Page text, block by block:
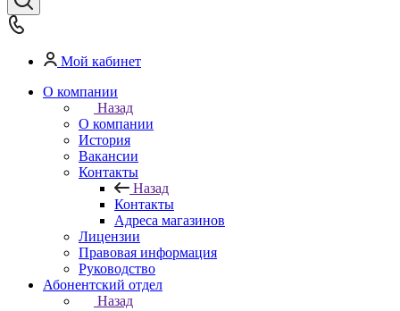
Мой кабинет
О компании
Назад
О компании
История
Вакансии
Контакты
Назад
Контакты
Адреса магазинов
Лицензии
Правовая информация
Руководство
Абонентский отдел
Назад